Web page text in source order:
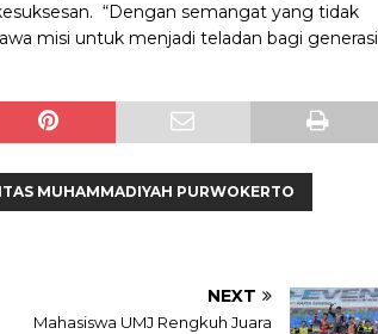
“Dengan semangat yang tidak
misi untuk menjadi teladan bagi generasi
MUHAMMADIYAH PURWOKERTO
NEXT
Mahasiswa UMJ Rengkuh Juara